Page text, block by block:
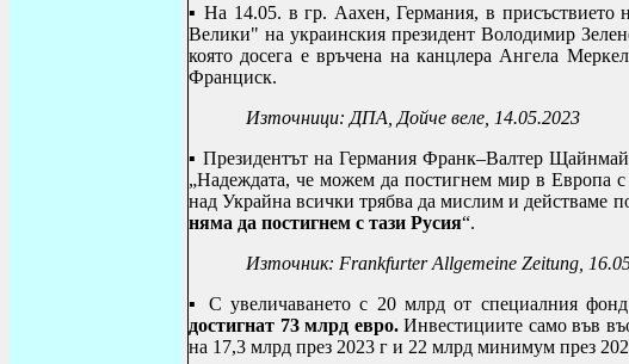
▪На 14.05. в гр. Аахен, Германия, в
Велики" на украинския президент Володимир
която досега е връчена на канцлера Ангела
Франциск.
Източници: ДПА Дойче веле , 14.05.2023
▪ Президентът на Германия Франк–Валтер
„Надеждата, че можем да постигнем мир в Европа
над Украйна всички трябва да мислим и действаме
няма да постигнем с тази Русия“.
Източник: Frankfurter Allgemeine Zeitung,
▪ С увеличаването с 20 млрд от специалния
достигнат 73 млрд евро.Инвестициите само във
на 17,3 млрд през 2023 г и 22 млрд минимум през